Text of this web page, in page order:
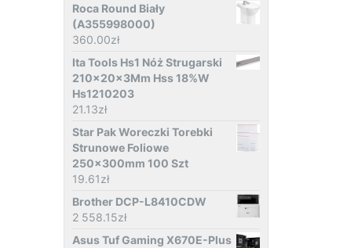
Roca Round Biały
(A355998000)
360.00zł
Ita Tools Hs1 Nóż Strugarski
210x20x3Mm Hss 18%W
Hs1210203
21.13zł
Star Pak Woreczki Torebki
Strunowe Foliowe
250x300mm 100 Szt
19.61zł
Brother DCP-L8410CDW
2 558.15zł
Asus Tuf Gaming X670E-Plus